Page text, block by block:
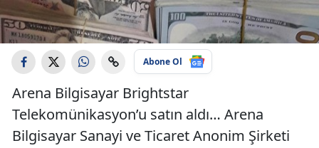
Abone Ol
Arena Bilgisayar Brightstar
Telekomünikasyon’u satın aldı… Arena
Bilgisayar Sanayi ve Ticaret Anonim Şirketi